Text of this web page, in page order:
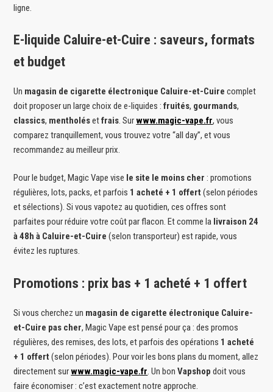
ligne.
E-liquide Caluire-et-Cuire : saveurs, formats
et budget
Un magasin de cigarette électronique Caluire-et-Cuire complet
doit proposer un large choix de e-liquides :fruités, gourmands,
classics, mentholésetfrais. Surwww.magic-vape.fr, vous
comparez tranquillement, vous trouvez votre “all day”, et vous
recommandez au meilleur prix.
Pour le budget, Magic Vape vise le site le moins cher : promotions
régulières, lots, packs, et parfois 1 acheté + 1 offert (selon périodes
et sélections). Si vous vapotez au quotidien, ces offres sont
parfaites pour réduire votre coût par flacon. Et comme la livraison 24
à 48h à Caluire-et-Cuire (selon transporteur) est rapide, vous
évitez les ruptures.
Promotions : prix bas + 1 acheté + 1 offert
Si vous cherchez un magasin de cigarette électronique Caluire-
et-Cuire pas cher, Magic Vape est pensé pour ça : des promos
régulières, des remises, des lots, et parfois des opérations 1 acheté
+ 1 offert (selon périodes). Pour voir les bons plans du moment, allez
directement surwww.magic-vape.fr. Un bonVapshop doit vous
faire économiser : c’est exactement notre approche.